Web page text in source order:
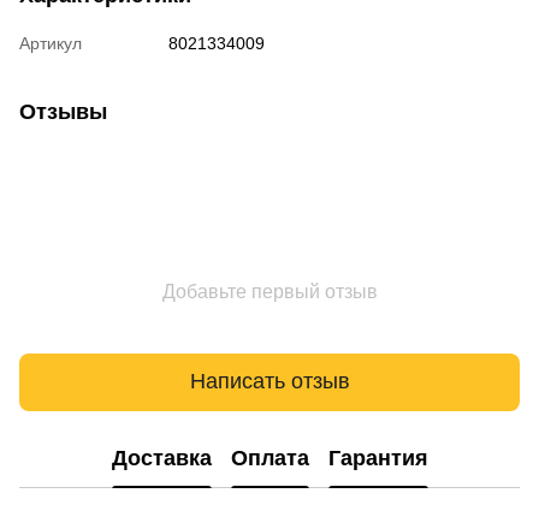
Артикул 8021334009
Отзывы
Добавьте первый отзыв
Написать отзыв
Доставка Оплата Гарантия